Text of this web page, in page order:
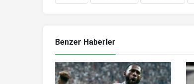
Benzer Haberler